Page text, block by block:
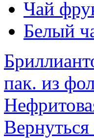
Чай
Белый
пак. из